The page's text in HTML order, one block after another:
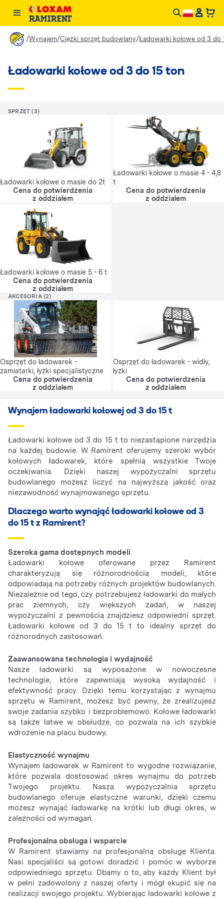
/Wynajem/Ciężki sprzęt budowlany/Ładowarki kołowe od 3 do
Ładowarki kołowe od 3 do 15 ton
SPRZĘT (3)
Ładowarki kołowe o masie do 2t
Cena do potwierdzenia
z oddziałem
Ładowarki kołowe o masie 4 - 4,8
t
Cena do potwierdzenia
z oddziałem
Ładowarki kołowe o masie 5 - 6 t
Cena do potwierdzenia
z oddziałem
AKCESORIA (2)
Osprzęt do ładowarek -
zamiatarki, łyżki specjalistyczne
Cena do potwierdzenia
z oddziałem
Osprzęt do ładowarek - widły,
łyżki
Cena do potwierdzenia
z oddziałem
Wynajem ładowarki kołowej od 3 do 15 t
Ładowarki kołowe od 3 do 15 t to niezastąpione narzędzia
na każdej budowie. W Ramirent oferujemy szeroki wybór
kołowych ładowarek, które spełnią wszystkie Twoje
oczekiwania. Dzięki naszej wypożyczalni sprzętu
budowlanego możesz liczyć na najwyższą jakość oraz
niezawodność wynajmowanego sprzętu.
Dlaczego warto wynająć ładowarki kołowe od 3
do 15 t z Ramirent?
Szeroka gama dostępnych modeli
Ładowarki kołowe oferowane przez Ramirent
charakteryzują się różnorodnością modeli, które
odpowiadają na potrzeby różnych projektów budowlanych.
Niezależnie od tego, czy potrzebujesz ładowarki do małych
prac ziemnych, czy większych zadań, w naszej
wypożyczalni z pewnością znajdziesz odpowiedni sprzęt.
Ładowarki kołowe od 3 do 15 t to idealny sprzęt do
różnorodnych zastosowań.
Zaawansowana technologia i wydajność
Nasze ładowarki są wyposażone w nowoczesne
technologie, które zapewniają wysoką wydajność i
efektywność pracy. Dzięki temu korzystając z wynajmu
sprzętu w Ramirent, możesz być pewny, że zrealizujesz
swoje zadania szybko i bezproblemowo. Kołowe ładowarki
są także łatwe w obsłudze, co pozwala na ich szybkie
wdrożenie na placu budowy.
Elastyczność wynajmu
Wynajem ładowarek w Ramirent to wygodne rozwiązanie,
które pozwala dostosować okres wynajmu do potrzeb
Twojego projektu. Nasza wypożyczalnia sprzętu
budowlanego oferuje elastyczne warunki, dzięki czemu
możesz wynająć ładowarkę na krótki lub długi okres, w
zależności od wymagań.
Profesjonalna obsługa i wsparcie
W Ramirent stawiamy na profesjonalną obsługę Klienta.
Nasi specjaliści są gotowi doradzić i pomóc w wyborze
odpowiedniego sprzętu. Dbamy o to, aby każdy Klient był
w pełni zadowolony z naszej oferty i mógł skupić się na
realizacji swojego projektu. Wybierając ładowarki kołowe z